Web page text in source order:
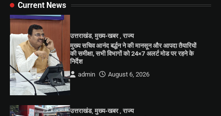
Current News
उत्तराखंड,मुख्य-खबर ,राज्य
मुख्य सचिव आनंद बर्द्धन ने की मानसून और आपदा तैयारियों
की समीक्षा, सभी विभागों को 24×7 अलर्ट मोड पर रहने के
निर्देश
admin
August 6, 2026
उत्तराखंड,मुख्य-खबर ,राज्य